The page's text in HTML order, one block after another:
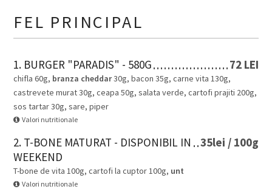
FEL PRINCIPAL
1. BURGER "PARADIS" - 580G
chifla 60g, branza cheddar30g, bacon 35g, carne vita 130g,
castrevete murat 30g, ceapa 50g, salata verde, cartofi prajiti 200g,
sos tartar 30g, sare, piper
Valori nutritionale
72 LEI
2. T-BONE MATURAT - DISPONIBIL IN
WEEKEND
T-bone de vita 100g, cartofi la cuptor 100g, unt
Valori nutritionale
35lei / 100g